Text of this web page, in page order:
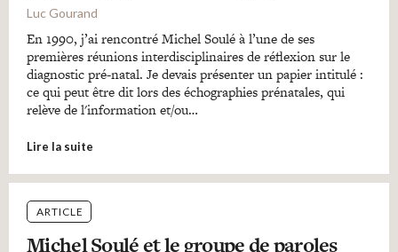
Luc Gourand
En 1990, j’ai rencontré Michel Soulé à l’une de ses
premières réunions interdisciplinaires de réflexion sur le
diagnostic pré-natal. Je devais présenter un papier intitulé :
ce qui peut être dit lors des échographies prénatales, qui
relève de l'information et/ou…
Lire la suite
ARTICLE
Michel Soulé et le groupe de paroles